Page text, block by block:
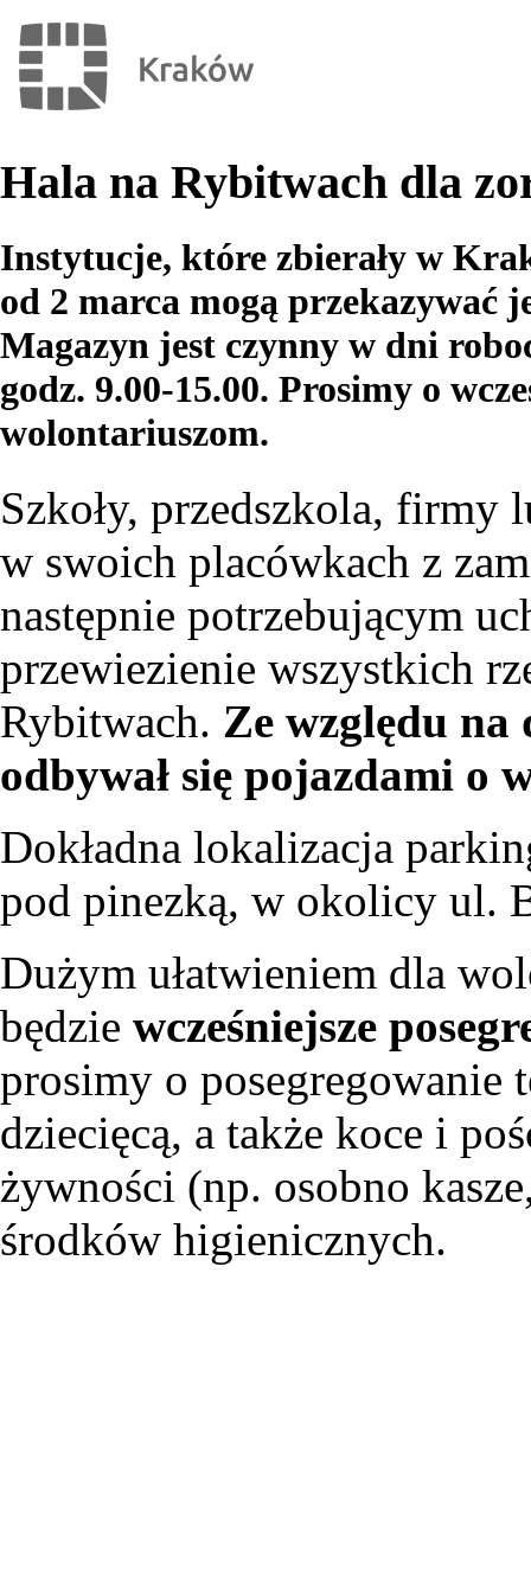
Hala na Rybitwach dla
Instytucje, które zbierały w
od 2 marca mogą przekazywać
Magazyn jest czynny w dni
godz. 9.00-15.00. Prosimy o
wolontariuszom.
Szkoły, przedszkola, firmy
w swoich placówkach z
następnie potrzebującym
przewiezienie wszystkich
Rybitwach. Ze względu
odbywał się pojazdami o
Dokładna lokalizacja
pod pinezką, w okolicy ul.
Dużym ułatwieniem dla
będzie wcześniejsze
prosimy o posegregowanie
dziecięcą, a także koce i
żywności (np. osobno
środków higienicznych.